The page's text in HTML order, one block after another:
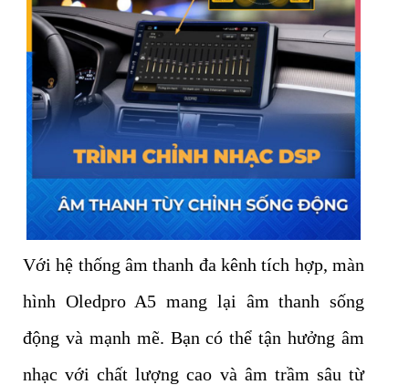
Với hệ thống âm thanh đa kênh tích hợp, màn
hình Oledpro A5 mang lại âm thanh sống
động và mạnh mẽ. Bạn có thể tận hưởng âm
nhạc với chất lượng cao và âm trầm sâu từ